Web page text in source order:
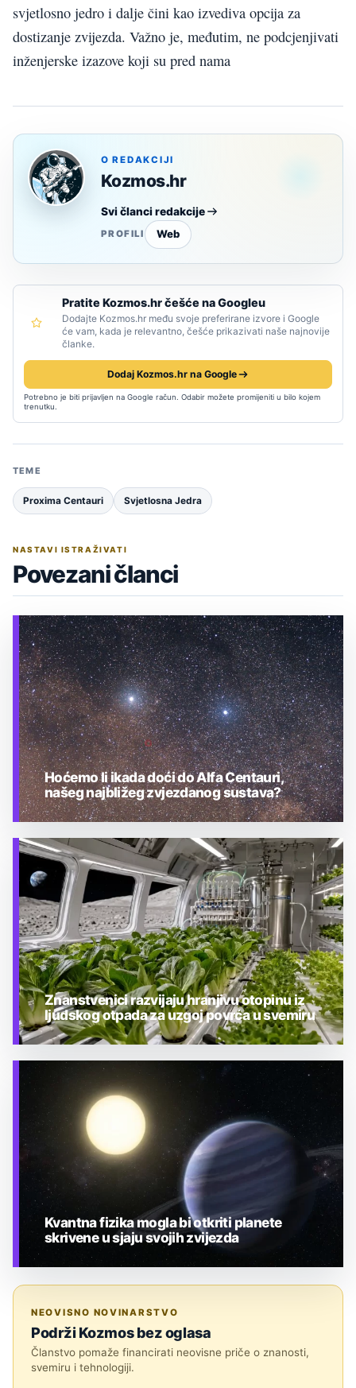
svjetlosno jedro i dalje čini kao izvediva opcija za
dostizanje zvijezda. Važno je, međutim, ne podcjenjivati
inženjerske izazove koji su pred nama
O REDAKCIJI
Kozmos.hr
Svi članci redakcije
PROFILI Web
Pratite Kozmos.hr češće na Googleu
Dodajte Kozmos.hr među svoje preferirane izvore i Google
će vam, kada je relevantno, češće prikazivati naše najnovije
članke.
Dodaj Kozmos.hr na Google
Potrebno je biti prijavljen na Google račun. Odabir možete promijeniti u bilo kojem
trenutku.
TEME
Proxima Centauri Svjetlosna Jedra
NASTAVI ISTRAŽIVATI
Povezani članci
TEHNOLOGIJA
Hoćemo li ikada doći do Alfa Centauri,
našeg najbližeg zvjezdanog sustava?
TEHNOLOGIJA
Znanstvenici razvijaju hranjivu otopinu iz
ljudskog otpada za uzgoj povrća u svemiru
Kvantna fizika mogla bi otkriti planete
skrivene u sjaju svojih zvijezda
NEOVISNO NOVINARSTVO
Podrži Kozmos bez oglasa
Članstvo pomaže financirati neovisne priče o znanosti,
svemiru i tehnologiji.